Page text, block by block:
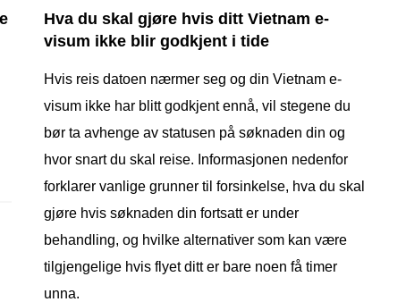
Hva du skal gjøre hvis ditt Vietnam e-
visum ikke blir godkjent i tide
Hvis reis datoen nærmer seg og din Vietnam e-
visum ikke har blitt godkjent ennå, vil stegene du
bør ta avhenge av statusen på søknaden din og
hvor snart du skal reise. Informasjonen nedenfor
forklarer vanlige grunner til forsinkelse, hva du skal
gjøre hvis søknaden din fortsatt er under
behandling, og hvilke alternativer som kan være
tilgjengelige hvis flyet ditt er bare noen få timer
unna.